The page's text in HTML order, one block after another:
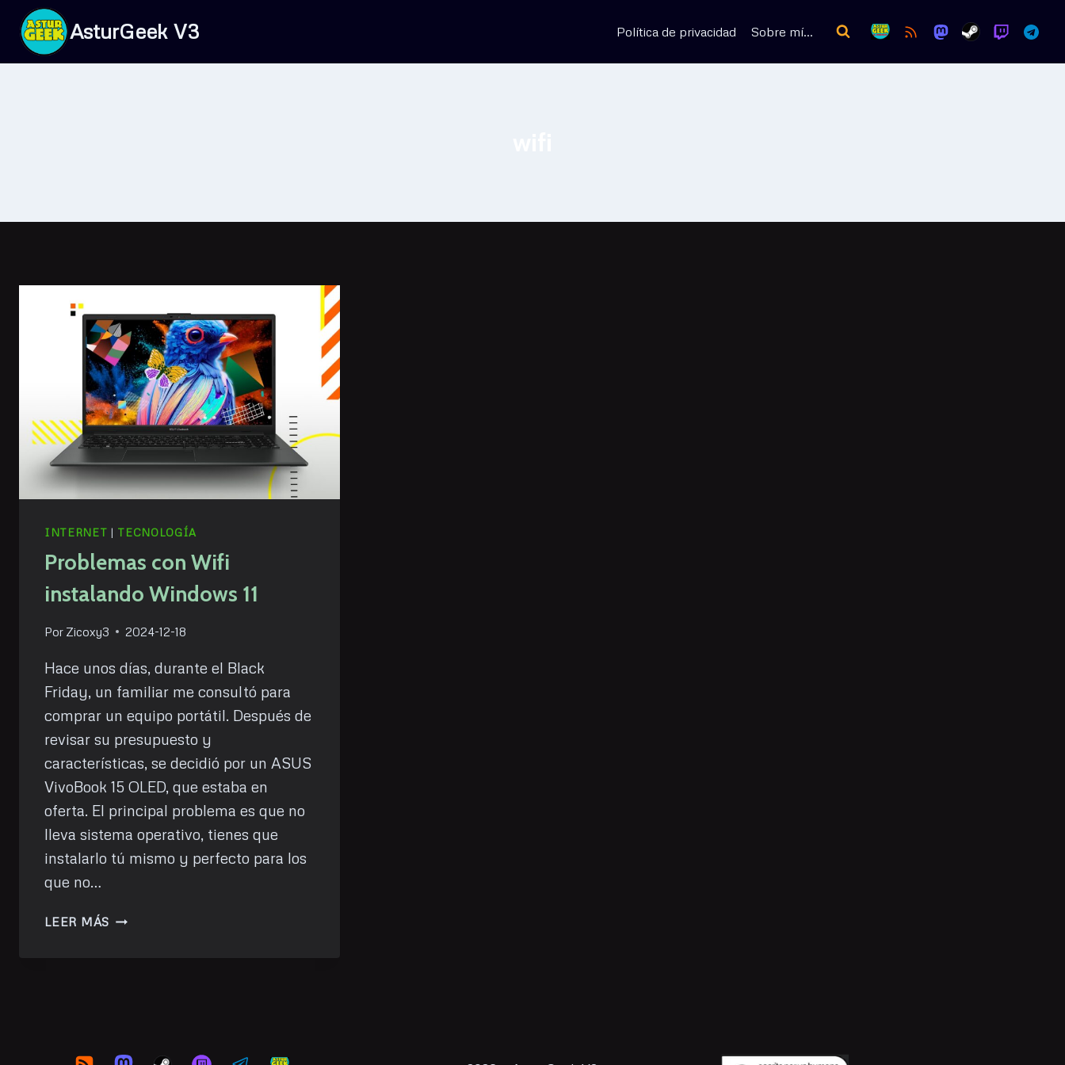
Saltar
contenido
AsturGeek V3 Política de privacidad Sobre mí…
INTERNET | TECNOLOGÍA
Problemas con Wifi
instalando Windows 11
Por Zicoxy3 2024-12-18
Hace unos días, durante el Black
Friday, un familiar me consultó para
comprar un equipo portátil. Después de
revisar su presupuesto y
características, se decidió por un ASUS
VivoBook 15 OLED, que estaba en
oferta. El principal problema es que no
lleva sistema operativo, tienes que
instalarlo tú mismo y perfecto para los
que no…
LEER MÁS PROBLEMAS